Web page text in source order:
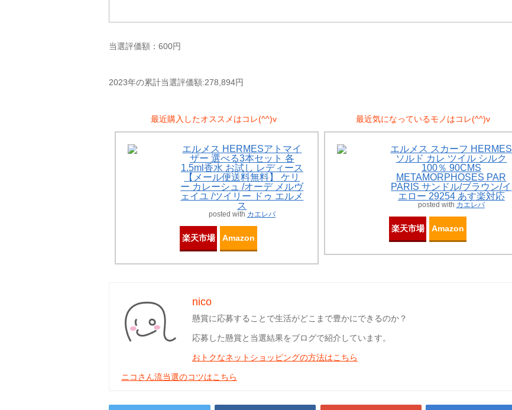
当選評価額：600円
2023年の累計当選評価額:278,894円
最近購入したオススメはコレ(^^)v
エルメス HERMESアトマイ
ザー 選べる3本セット 各
1.5ml香水 お試し レディース
【メール便送料無料】 ケリ
ー カレーシュ /オーデ メルヴ
ェイユ /ツイリー ドゥ エルメ
ス
posted with カエレバ
楽天市場 Amazon
最近気になっているモノはコレ(^^)v
エルメス スカーフ HERMES
ソルド カレ ツイル シルク
100％ 90CMS
METAMORPHOSES PAR
PARIS サンドル/ブラウン/イ
エロー 29254 あす楽対応
posted with カエレバ
楽天市場 Amazon
nico
懸賞に応募することで生活がどこまで豊かにできるのか？
応募した懸賞と当選結果をブログで紹介しています。
おトクなネットショッピングの方法はこちら
ニコさん流当選のコツはこちら